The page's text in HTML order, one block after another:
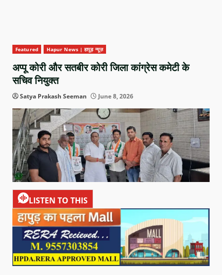
Featured Hapur News | हापुड़ न्यूज़
अप्पू कोरी और सतबीर कोरी जिला कांग्रेस कमेटी के
सचिव नियुक्त
Satya Prakash Seeman June 8, 2026
LISTEN TO THIS